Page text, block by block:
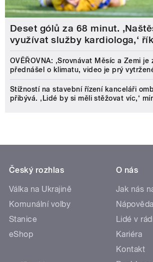
Deset gólů za 68 minut.
využívat služby kardiologa,‘
OVĚŘOVNA: ‚Srovnávat Měsíc a Zemi je
přednášel o klimatu, video je prý
Stížností na stavební řízení kanceláři
přibývá. ‚Lidé by si měli stěžovat víc,‘
Český rozhlas
Válka na Ukrajině
Komunální volby
Stanice
eShop
O nás
Jak nás
Nápověda
Lidé v
Kariéra
Kontakt